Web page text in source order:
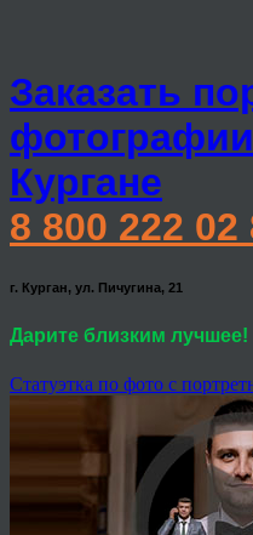
Заказать
Кургане
8 800 222 02
г. Курган, ул. Пичугина, 21
Дарите близким лучшее!
Статуэтка по фото с